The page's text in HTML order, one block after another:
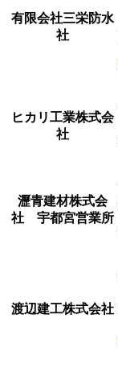
有限会社三栄防水
社
ヒカリ工業株式会
社
瀝青建材株式会
社 宇都宮営業所
渡辺建工株式会社